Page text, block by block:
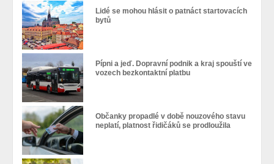
Lidé se mohou hlásit o patnáct startovacích
bytů
Pípni a jeď. Dopravní podnik a kraj spouští ve
vozech bezkontaktní platbu
Občanky propadlé v době nouzového stavu
neplatí, platnost řidičáků se prodloužila